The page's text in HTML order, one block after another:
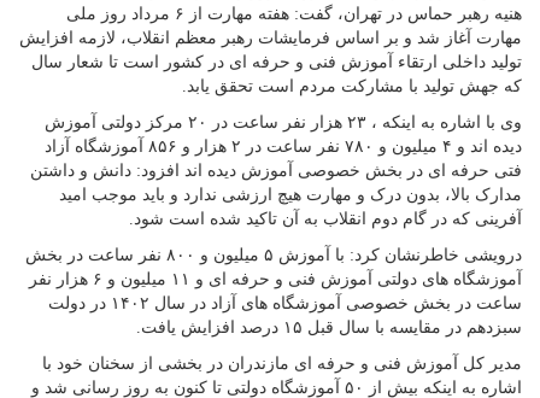
هنیه رهبر حماس در تهران، گفت: هفته مهارت از ۶ مرداد روز ملی
مهارت آغاز شد و بر اساس فرمایشات رهبر معظم انقلاب، لازمه افزایش
تولید داخلی ارتقاء آموزش فنی و حرفه ای در کشور است تا شعار سال
که جهش تولید با مشارکت مردم است تحقق یابد.
وی با اشاره به اینکه ، ۲۳ هزار نفر ساعت در ۲۰ مرکز دولتی آموزش
دیده اند و ۴ میلیون و ۷۸۰ نفر ساعت در ۲ هزار و ۸۵۶ آموزشگاه آزاد
فتی حرفه ای در بخش خصوصی آموزش دیده اند افزود: دانش و داشتن
مدارک بالا، بدون درک و مهارت هیچ ارزشی ندارد و باید موجب امید
آفرينی که در گام دوم انقلاب به آن تاکید شده است شود.
درویشی خاطرنشان کرد: با آموزش ۵ میلیون و ۸۰۰ نفر ساعت در بخش
آموزشگاه های دولتی آموزش فنی و حرفه ای و ۱۱ میلیون و ۶ هزار نفر
ساعت در بخش خصوصی آموزشگاه های آزاد در سال ۱۴۰۲ در دولت
سبزدهم در مقایسه با سال قبل ۱۵ درصد افزایش یافت.
مدیر کل آموزش فنی و حرفه ای مازندران در بخشی از سخنان خود با
اشاره به اینکه بیش از ۵۰ آموزشگاه دولتی تا کنون به روز رسانی شد و